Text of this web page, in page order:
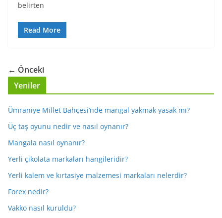
belirten
Read More
← Önceki
Yeniler
Ümraniye Millet Bahçesi’nde mangal yakmak yasak mı?
Üç taş oyunu nedir ve nasıl oynanır?
Mangala nasıl oynanır?
Yerli çikolata markaları hangileridir?
Yerli kalem ve kırtasiye malzemesi markaları nelerdir?
Forex nedir?
Vakko nasıl kuruldu?